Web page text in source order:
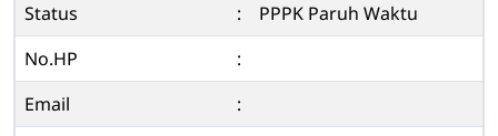
Status
:
PPPK Paruh Waktu
No.HP
:
Email
: